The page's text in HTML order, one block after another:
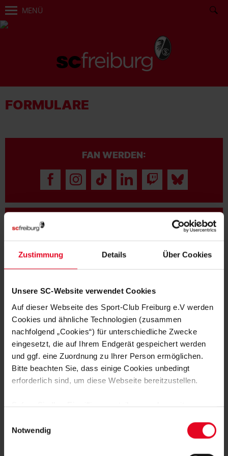
Zustimmung Details Über Cookies
Unsere SC-Website verwendet Cookies
Auf dieser Webseite des Sport-Club Freiburg e.V werden
Cookies und ähnliche Technologien (zusammen
nachfolgend „Cookies“) für unterschiedliche Zwecke
eingesetzt, die auf Ihrem Endgerät gespeichert werden
und ggf. eine Zuordnung zu Ihrer Person ermöglichen.
Bitte beachten Sie, dass einige Cookies unbedingt
erforderlich sind, um diese Webseite bereitzustellen.
Daten von Ihnen (z.B. persönlichen Identifikatoren oder
IP-Adressen) verarbeitet werden. Durch Klicken auf den
Notwendig
MENÜ
FORMULARE
FAN WERDEN:
MITGLIED WERDEN
NOCH FRAGEN?
0761-38551-0
NEWSLETTER